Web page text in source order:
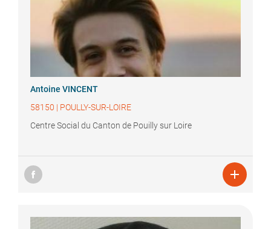
Antoine VINCENT
58150 | POULLY-SUR-LOIRE
Centre Social du Canton de Pouilly sur Loire
